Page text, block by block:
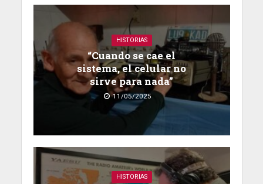
HISTORIAS
“Cuando se cae el
sistema, el celular no
sirve para nada”
11/05/2025
HISTORIAS